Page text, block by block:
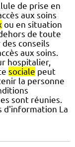
de prise en
aux soins
ou en situation
de toute
conseils
aux soins.
hospitalier,
sociale peut
la personne
sont réunies.
d'information La